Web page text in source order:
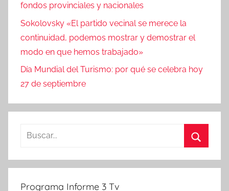
fondos provinciales y nacionales
Sokolovsky «El partido vecinal se merece la
continuidad, podemos mostrar y demostrar el
modo en que hemos trabajado»
Día Mundial del Turismo: por qué se celebra hoy
27 de septiembre
Buscar:
Programa Informe 3 Tv